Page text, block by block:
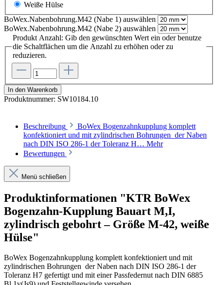
Weiße Hülse
BoWex.Nabenbohrung.M42 (Nabe 1) auswählen
BoWex.Nabenbohrung.M42 (Nabe 2) auswählen
Produkt Anzahl: Gib den gewünschten Wert ein oder benutze
die Schaltflächen um die Anzahl zu erhöhen oder zu
reduzieren.
In den Warenkorb
Produktnummer: SW10184.10
Beschreibung
BoWex Bogenzahnkupplung komplett
konfektioniert und mit zylindrischen Bohrungen der Naben
nach DIN ISO 286-1 der Toleranz H… Mehr
Bewertungen
Menü schließen
Produktinformationen "KTR BoWex
Bogenzahn-Kupplung Bauart M,I,
zylindrisch gebohrt – Größe M-42, weiße
Hülse"
BoWex Bogenzahnkupplung komplett konfektioniert und mit
zylindrischen Bohrungen der Naben nach DIN ISO 286-1 der
Toleranz H7 gefertigt und mit einer Passfedernutnach DIN 6885